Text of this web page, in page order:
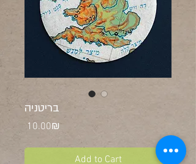
בריטניה
‏10.00 ‏₪ Price
Add to Cart